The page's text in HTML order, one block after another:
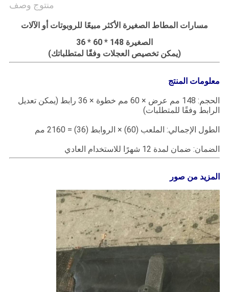
منتوج وصف
مسارات المطاط الصغيرة الأكثر مبيعًا للروبوتات أو الآلات
الصغيرة 148 * 60 * 36
(يمكن تخصيص العجلات وفقًا لمتطلباتك)
معلومات المنتج
الحجم: 148 مم عرض × 60 مم خطوة × 36 رابط (يمكن تعديل
الرابط وفقًا للمتطلبات)
الطول الإجمالي: الملعب (60) × الروابط (36) = 2160 مم
الضمان: ضمان لمدة 12 شهرًا للاستخدام العادي
المزيد من صور